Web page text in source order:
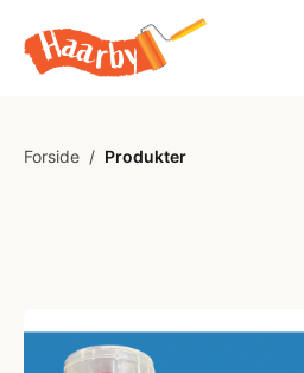
Forside / Produkter